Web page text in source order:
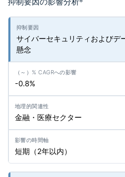
*
サイバーセキュリティおよびデ
懸念
-0.8%
金融・医療セクター
短期（2年以内）